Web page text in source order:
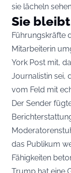
sie lächeln
Sie
Führungskräfte
Mitarbeiterin
York Post mit,
Journalistin sei,
vom Feld mit
Der Sender
das Publikum
Fähigkeiten